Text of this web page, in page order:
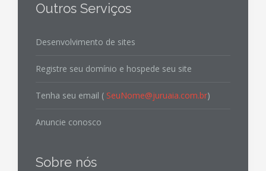
Outros Serviços
Desenvolvimento de sites
Registre seu domínio e hospede seu site
Tenha seu email ( SeuNome@juruaia.com.br)
Anuncie conosco
Sobre nós